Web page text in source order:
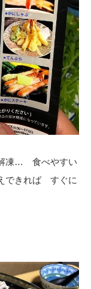
解凍… 食べやすい
できれば すぐに